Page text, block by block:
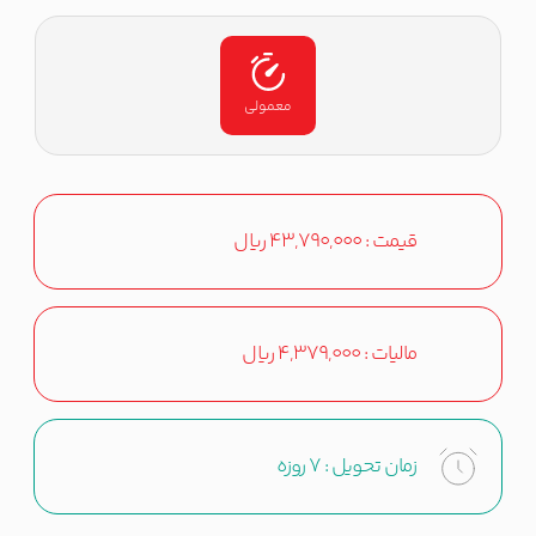
معمولی
قیمت :43,790,000ریال
مالیات :4,379,000ریال
زمان تحویل :7 روزه